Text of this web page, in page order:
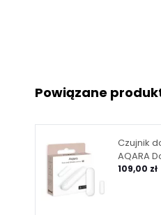
Powiązane
Czujnik
AQARA
Sensor
109,00 zł